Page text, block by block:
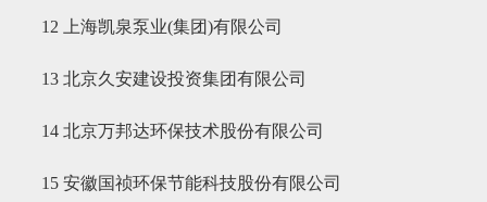
12 上海凯泉泵业(集团)有限公司
13 北京久安建设投资集团有限公司
14 北京万邦达环保技术股份有限公司
15 安徽国祯环保节能科技股份有限公司